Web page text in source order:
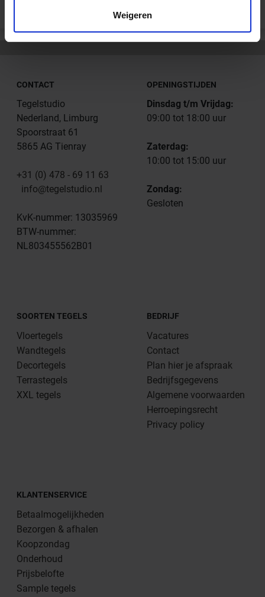
Weigeren
CONTACT
Tegelstudio
Nederland, Limburg
Spoorstraat 61
5865 AG Tienray
+31 (0) 478 - 69 11 63
info@tegelstudio.nl
KvK-nummer: 13035969
BTW-nummer:
NL803455562B01
OPENINGSTIJDEN
Dinsdag t/m Vrijdag:
09:00 tot 18:00 uur
Zaterdag:
10:00 tot 15:00 uur
Zondag:
Gesloten
SOORTEN TEGELS
Vloertegels
Wandtegels
Decortegels
Terrastegels
XXL tegels
BEDRIJF
Vacatures
Contact
Plan hier je afspraak
Bedrijfsgegevens
Algemene voorwaarden
Herroepingsrecht
Privacy policy
KLANTENSERVICE
Betaalmogelijkheden
Bezorgen & afhalen
Koopzondag
Onderhoud
Prijsbelofte
Sample tegels